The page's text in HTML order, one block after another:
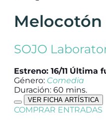
SOJO
Estreno: 16/11 Última
Género: Comedia
Duración: 60 mins.
VER FICHA ARTÍSTICA
COMPRAR ENTRADAS